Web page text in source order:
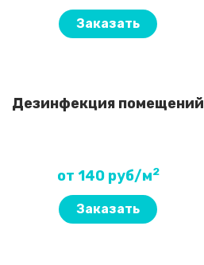
Заказать
Дезинфекция помещений
от 140 руб/м2
Заказать